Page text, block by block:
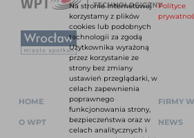
HOME
O WPT
FIRMY
NEWS
Na stronie internetowej
korzystamy z plików
cookies lub podobnych
technologii za zgodą
Użytkownika wyrażoną
przez korzystanie ze
strony bez zmiany
ustawień przeglądarki, w
celach zapewnienia
poprawnego
funkcjonowania strony,
bezpieczeństwa oraz w
celach analitycznych i
Polityce